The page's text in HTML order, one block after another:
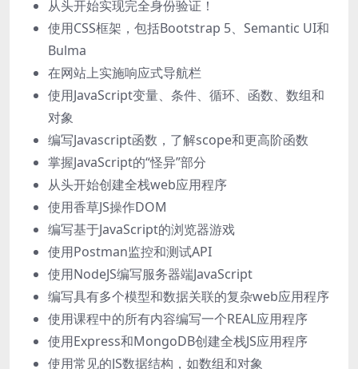
从头开始实现完全身份验证！
使用CSS框架，包括Bootstrap 5、Semantic UI和
Bulma
在网站上实施响应式导航栏
使用JavaScript变量、条件、循环、函数、数组和
对象
编写Javascript函数，了解scope和更高阶函数
掌握JavaScript的“怪异”部分
从头开始创建全栈web应用程序
使用香草JS操作DOM
编写基于JavaScript的浏览器游戏
使用Postman监控和测试API
使用NodeJS编写服务器端JavaScript
编写具有多个模型和数据关联的复杂web应用程序
使用课程中的所有内容编写一个REAL应用程序
使用Express和MongoDB创建全栈JS应用程序
使用常见的JS数据结构，如数组和对象